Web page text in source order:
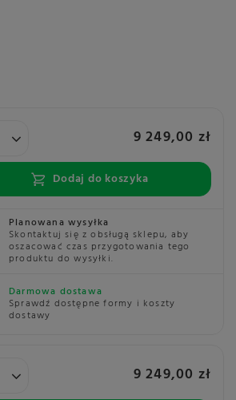
9 249,00 zł
Dodaj do koszyka
Planowana wysyłka
Skontaktuj się z obsługą sklepu, aby
oszacować czas przygotowania tego
produktu do wysyłki.
Darmowa dostawa
Sprawdź dostępne formy i koszty
dostawy
9 249,00 zł